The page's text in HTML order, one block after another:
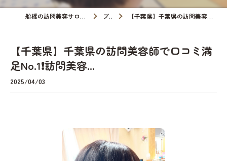
船橋の訪問美容サロンなら訪問美容palace ブログ 【千葉県】千葉県の訪問美容師で口コミ満足No.1❗️訪問美容...
【千葉県】千葉県の訪問美容師で口コミ満
足No.1❗️訪問美容...
2025/04/03